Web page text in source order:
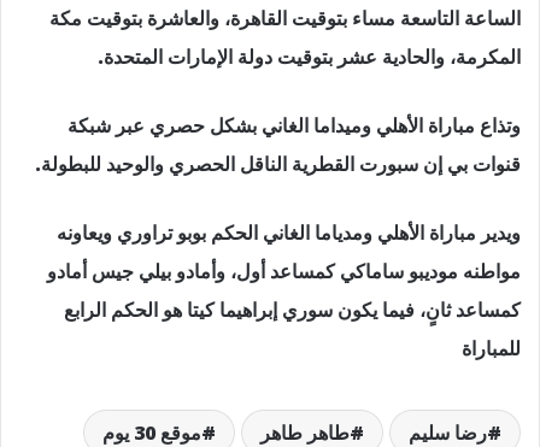
الساعة التاسعة مساء بتوقيت القاهرة، والعاشرة بتوقيت مكة
المكرمة، والحادية عشر بتوقيت دولة الإمارات المتحدة.
وتذاع مباراة الأهلي وميداما الغاني بشكل حصري عبر شبكة
قنوات بي إن سبورت القطرية الناقل الحصري والوحيد للبطولة.
ويدير مباراة الأهلي ومدياما الغاني الحكم بوبو تراوري ويعاونه
مواطنه موديبو ساماكي كمساعد أول، وأمادو بيلي جيس أمادو
كمساعد ثانٍ، فيما يكون سوري إبراهيما كيتا هو الحكم الرابع
للمباراة
رضا سليم طاهر طاهر
موقع 30 يوم